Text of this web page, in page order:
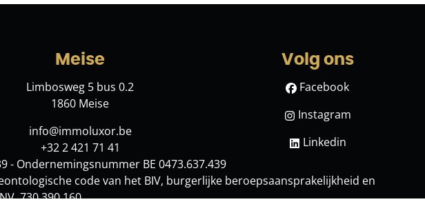
Meise
Limbosweg 5 bus 0.2
1860 Meise
info@immoluxor.be
+32 2 421 71 41
Volg ons
Facebook
Instagram
Linkedin
- Ondernemingsnummer BE 0473.637.439
code van het BIV, burgerlijke beroepsaansprakelijkheid en
730.390.160